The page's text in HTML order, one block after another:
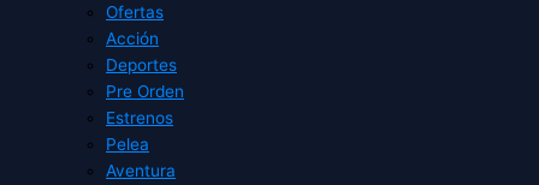
Ofertas
Acción
Deportes
Pre Orden
Estrenos
Pelea
Aventura